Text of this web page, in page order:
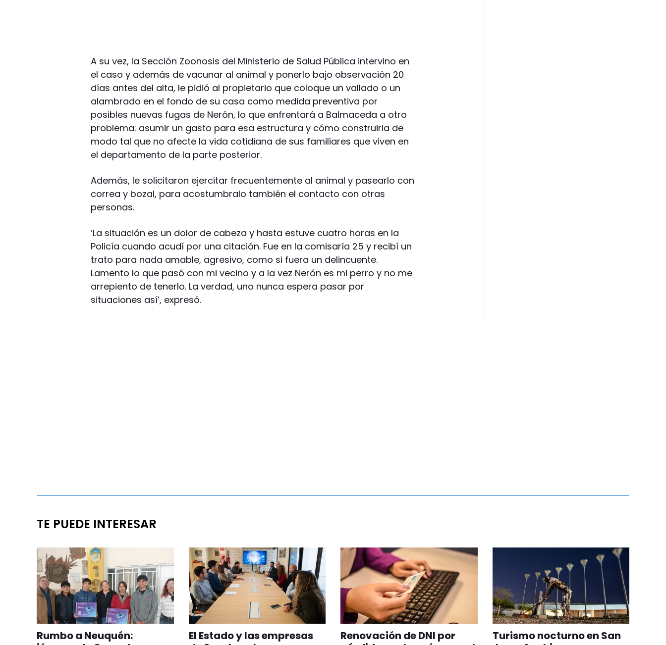
A su vez, la Sección Zoonosis del Ministerio de Salud Pública intervino en
el caso y además de vacunar al animal y ponerlo bajo observación 20
días antes del alta, le pidió al propietario que coloque un vallado o un
alambrado en el fondo de su casa como medida preventiva por
posibles nuevas fugas de Nerón, lo que enfrentará a Balmaceda a otro
problema: asumir un gasto para esa estructura y cómo construirla de
modo tal que no afecte la vida cotidiana de sus familiares que viven en
el departamento de la parte posterior.
Además, le solicitaron ejercitar frecuentemente al animal y pasearlo con
correa y bozal, para acostumbralo también el contacto con otras
personas.
‘La situación es un dolor de cabeza y hasta estuve cuatro horas en la
Policía cuando acudí por una citación. Fue en la comisaría 25 y recibí un
trato para nada amable, agresivo, como si fuera un delincuente.
Lamento lo que pasó con mi vecino y a la vez Nerón es mi perro y no me
arrepiento de tenerlo. La verdad, uno nunca espera pasar por
situaciones así’, expresó.
TE PUEDE INTERESAR
Rumbo a Neuquén:
El Estado y las empresas
Renovación de DNI por
Turismo nocturno en San